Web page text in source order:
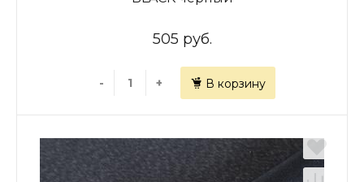
505 руб.
- + В корзину